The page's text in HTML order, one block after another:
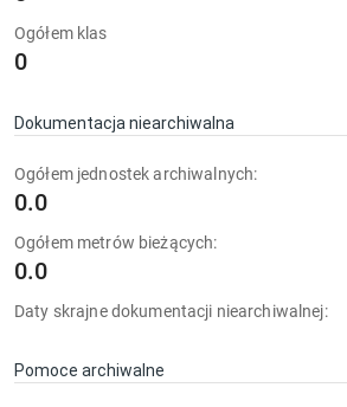
Ogółem klas
0
Dokumentacja niearchiwalna
Ogółem jednostek archiwalnych:
0.0
Ogółem metrów bieżących:
0.0
Daty skrajne dokumentacji niearchiwalnej:
Pomoce archiwalne